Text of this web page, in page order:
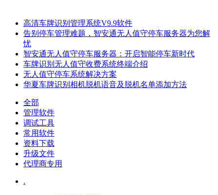
高清车牌识别管理系统V9.9软件
告别停车管理难题，智安通无人值守停车服务器为您解
忧
智安通无人值守停车服务器：开启智能停车新时代
车牌识别无人值守收费系统终端介绍
无人值守停车系统解决方案
华夏车牌识别相机脱机语音及脱机名单添加方法
全部
管理软件
调试工具
常用软件
资料下载
升级文件
代理商专用
.